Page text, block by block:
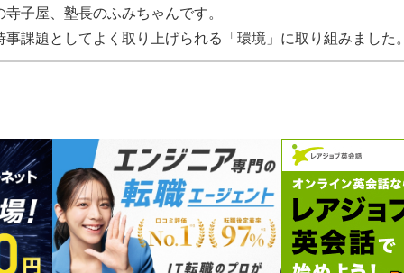
寺子屋、塾長のふみちゃんです。
事課題としてよく取り上げられる「環境」に取り組みました。